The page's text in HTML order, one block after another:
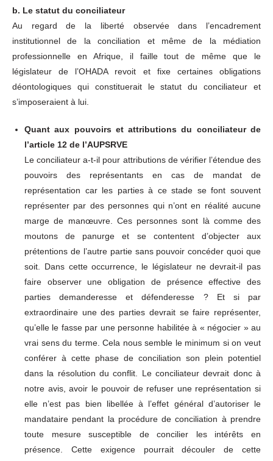
b. Le statut du conciliateur
Au regard de la liberté observée dans l’encadrement
institutionnel de la conciliation et même de la médiation
professionnelle en Afrique, il faille tout de même que le
législateur de l’OHADA revoit et fixe certaines obligations
déontologiques qui constituerait le statut du conciliateur et
s’imposeraient à lui.
Quant aux pouvoirs et attributions du conciliateur de
l’article 12 de l’AUPSRVE
Le conciliateur a-t-il pour attributions de vérifier l’étendue des
pouvoirs des représentants en cas de mandat de
représentation car les parties à ce stade se font souvent
représenter par des personnes qui n’ont en réalité aucune
marge de manœuvre. Ces personnes sont là comme des
moutons de panurge et se contentent d’objecter aux
prétentions de l’autre partie sans pouvoir concéder quoi que
soit. Dans cette occurrence, le législateur ne devrait-il pas
faire observer une obligation de présence effective des
parties demanderesse et défenderesse ? Et si par
extraordinaire une des parties devrait se faire représenter,
qu’elle le fasse par une personne habilitée à « négocier » au
vrai sens du terme. Cela nous semble le minimum si on veut
conférer à cette phase de conciliation son plein potentiel
dans la résolution du conflit. Le conciliateur devrait donc à
notre avis, avoir le pouvoir de refuser une représentation si
elle n’est pas bien libellée à l’effet général d’autoriser le
mandataire pendant la procédure de conciliation à prendre
toute mesure susceptible de concilier les intérêts en
présence. Cette exigence pourrait découler de cette